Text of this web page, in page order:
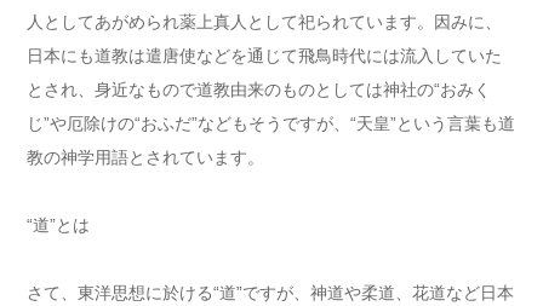
人としてあがめられ薬上真人として祀られています。因みに、
日本にも道教は遣唐使などを通じて飛鳥時代には流入していた
とされ、身近なもので道教由来のものとしては神社の“おみく
じ”や厄除けの“おふだ”などもそうですが、“天皇”という言葉も道
教の神学用語とされています。
“道”とは
さて、東洋思想に於ける“道”ですが、神道や柔道、花道など日本